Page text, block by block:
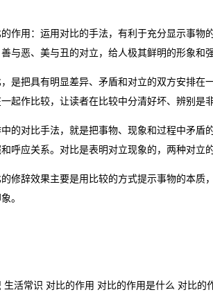
的作用：运用对比的手法，有利于充分显示事物
与恶、美与丑的对立，给人极其鲜明的形象和
，是把具有明显差异、矛盾和对立的双方安排在
起作比较，让读者在比较中分清好坏、辨别是非
中的对比手法，就是把事物、现象和过程中矛盾
呼应关系。对比是表明对立现象的，两种对立
的修辞效果主要是用比较的方式提示事物的本质
。
生活常识 对比的作用 对比的作用是什么 对比的